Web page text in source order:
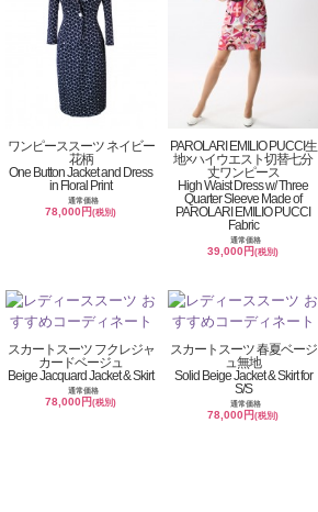
ワンピーススーツ ネイビー
花柄
One Button Jacket and Dress
in Floral Print
通常価格
78,000円(税別)
PAROLARI EMILIO PUCCI生
地×ハイウエスト切替七分
丈ワンピース
High Waist Dress w/ Three
Quarter Sleeve Made of
PAROLARI EMILIO PUCCI
Fabric
通常価格
39,000円(税別)
スカートスーツ フクレジャ
カードベージュ
Beige Jacquard Jacket & Skirt
通常価格
78,000円(税別)
スカートスーツ 春夏ベージ
ュ無地
Solid Beige Jacket & Skirt for
S/S
通常価格
78,000円(税別)